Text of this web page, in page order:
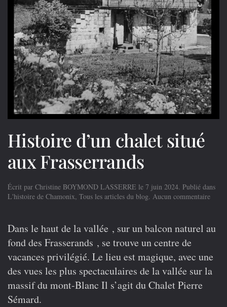
Histoire d’un chalet situé
aux Frasserrands
Écrit par Christine BOYMOND LASSERRE le 7 juin 2024. Publié dans
L'histoire de Chamonix, Tous les articles du blog. Aucun commentairesur
situé
Dans le haut de la vallée , sur un balcon naturel au
fond des Frasserands , se trouve un centre de
vacances privilégié. Le lieu est magique, avec une
des vues les plus spectaculaires de la vallée sur la
massif du mont-Blanc Il s’agit du Chalet Pierre
Sémard.